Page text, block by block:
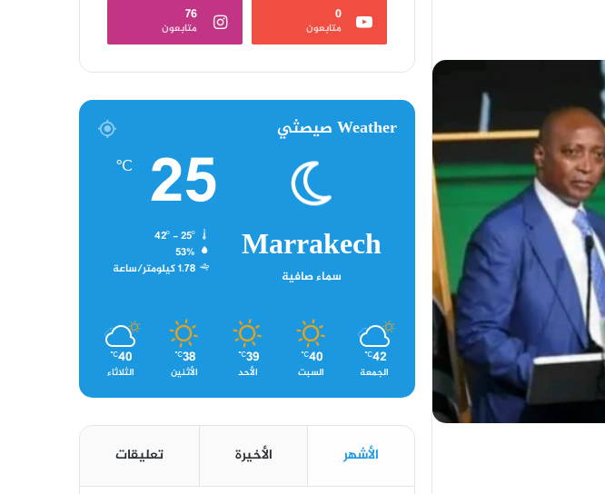
0
متابعون
76
متابعون
Weather صيصثي
Marrakech
سماء صافية
25
℃
42º - 25º
53%
1.78 كيلومتر/ساعة
42
℃
الجمعة
40
℃
السبت
39
℃
الأحد
38
℃
الأثنين
40
℃
الثلاثاء
الأشهر الأخيرة تعليقات